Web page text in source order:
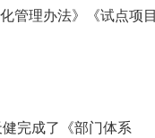
管理办法》《试点项目
完成了《部门体系